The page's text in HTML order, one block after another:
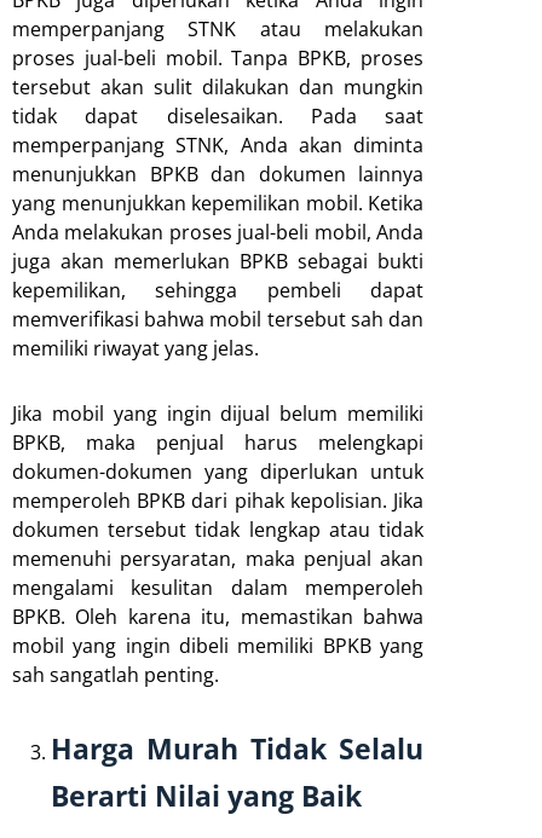
memperpanjang STNK atau melakukan
proses jual-beli mobil. Tanpa BPKB, proses
tersebut akan sulit dilakukan dan mungkin
tidak dapat diselesaikan. Pada saat
memperpanjang STNK, Anda akan diminta
menunjukkan BPKB dan dokumen lainnya
yang menunjukkan kepemilikan mobil. Ketika
Anda melakukan proses jual-beli mobil, Anda
juga akan memerlukan BPKB sebagai bukti
kepemilikan, sehingga pembeli dapat
memverifikasi bahwa mobil tersebut sah dan
memiliki riwayat yang jelas.
Jika mobil yang ingin dijual belum memiliki
BPKB, maka penjual harus melengkapi
dokumen-dokumen yang diperlukan untuk
memperoleh BPKB dari pihak kepolisian. Jika
dokumen tersebut tidak lengkap atau tidak
memenuhi persyaratan, maka penjual akan
mengalami kesulitan dalam memperoleh
BPKB. Oleh karena itu, memastikan bahwa
mobil yang ingin dibeli memiliki BPKB yang
sah sangatlah penting.
Harga Murah Tidak Selalu
Berarti Nilai yang Baik